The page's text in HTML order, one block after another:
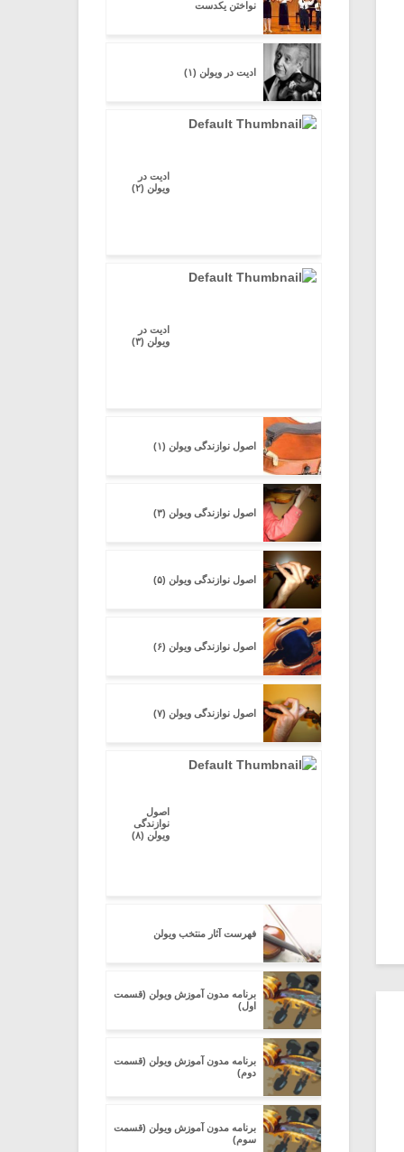
نواختن یکدست
ادیت در ویولن (۱)
ادیت در
ویولن (۲)
ادیت در
ویولن (۳)
اصول نوازندگی ویولن (۱)
اصول نوازندگی ویولن (۳)
اصول نوازندگی ویولن (۵)
اصول نوازندگی ویولن (۶)
اصول نوازندگی ویولن (۷)
اصول
نوازندگی
ویولن (۸)
فهرست آثار منتخب ویولن
برنامه مدون آموزش ویولن (قسمت
اول)
برنامه مدون آموزش ویولن (قسمت
دوم)
برنامه مدون آموزش ویولن (قسمت
سوم)